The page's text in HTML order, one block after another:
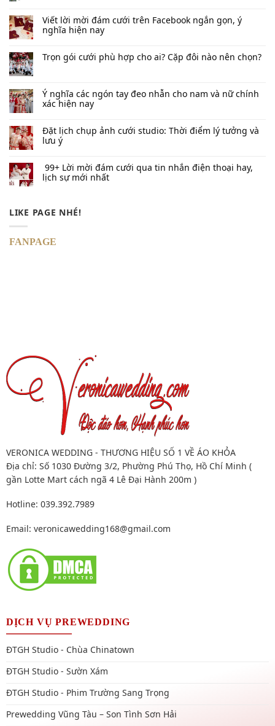
Viết lời mời đám cưới trên Facebook​ ngắn gọn, ý
nghĩa hiện nay
Trọn gói cưới phù hợp cho ai? Cặp đôi nào nên chọn?
Ý nghĩa các ngón tay đeo nhẫn cho nam và nữ chính
xác hiện nay
Đặt lịch chụp ảnh cưới studio: Thời điểm lý tưởng và
lưu ý
99+ Lời mời đám cưới qua tin nhắn​ điện thoại hay,
lịch sự mới nhất
LIKE PAGE NHÉ!
FANPAGE
VERONICA WEDDING - THƯƠNG HIỆU SỐ 1 VỀ ÁO KHỎA
Địa chỉ: Số 1030 Đường 3/2, Phường Phú Thọ, Hồ Chí Minh (
gần Lotte Mart cách ngã 4 Lê Đại Hành 200m )
Hotline: 039.392.7989
Email: veronicawedding168@gmail.com
DỊCH VỤ PREWEDDING
ĐTGH Studio - Chùa Chinatown
ĐTGH Studio - Sườn Xám
ĐTGH Studio - Phim Trường Sang Trọng
Prewedding Vũng Tàu – Son Tình Sơn Hải